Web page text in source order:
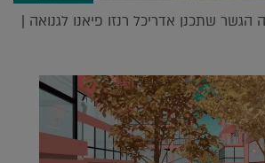
הגשר שתכנן אדריכל רנזו פיאנו לגנואה |